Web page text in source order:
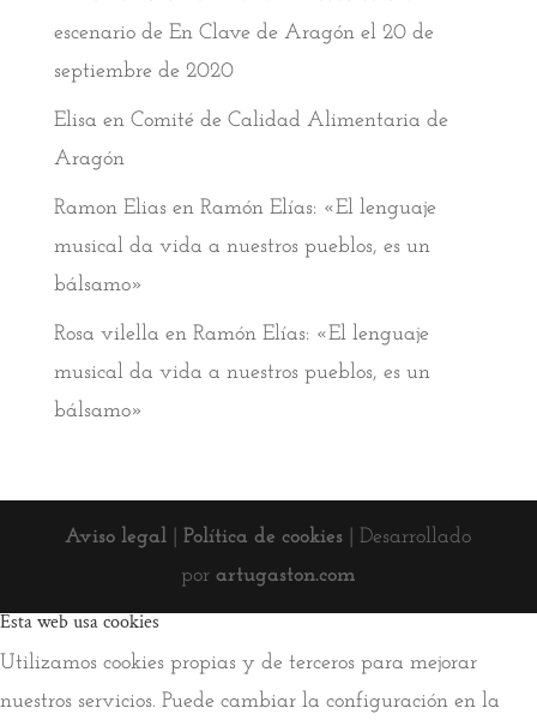
escenario de En Clave de Aragón el 20 de
septiembre de 2020
Elisa en Comité de Calidad Alimentaria de
Aragón
Ramon Eliasen Ramón Elías: «El lenguaje
musical da vida a nuestros pueblos, es un
bálsamo»
Rosa vilella en Ramón Elías: «El lenguaje
musical da vida a nuestros pueblos, es un
bálsamo»
Aviso legal |Política de cookies | Desarrollado
por artugaston.com
Esta web usa cookies
Utilizamos cookies propias y de terceros para mejorar
nuestros servicios. Puede cambiar la configuración en la